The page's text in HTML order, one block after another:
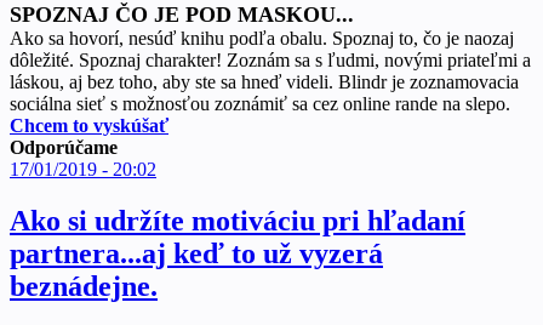
SPOZNAJ ČO JE POD MASKOU...
Ako sa hovorí, nesúď knihu podľa obalu. Spoznaj to, čo je naozaj
dôležité. Spoznaj charakter! Zoznám sa s ľudmi, novými priateľmi a
láskou, aj bez toho, aby ste sa hneď videli. Blindr je zoznamovacia
sociálna sieť s možnosťou zoznámiť sa cez online rande na slepo.
Chcem to vyskúšať
Odporúčame
17/01/2019 - 20:02
Ako si udržíte motiváciu pri hľadaní
partnera...aj keď to už vyzerá
beznádejne.